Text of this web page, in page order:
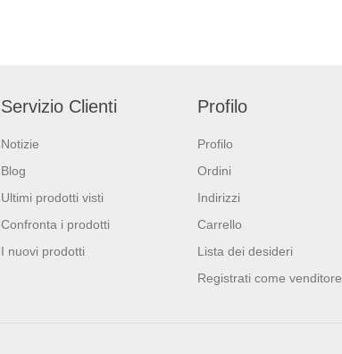
Servizio Clienti
Notizie
Blog
Ultimi prodotti visti
Confronta i prodotti
I nuovi prodotti
Profilo
Profilo
Ordini
Indirizzi
Carrello
Lista dei desideri
Registrati come venditore